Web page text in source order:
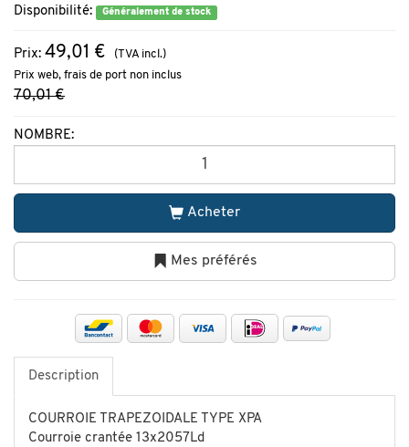
Disponibilité:
Généralement de stock
Prix: 49,01 €
(TVA incl.)
Prix web, frais de port non inclus
70,01 €
NOMBRE:
Acheter
Mes préférés
Description
COURROIE TRAPEZOIDALE TYPE XPA
Courroie crantée 13x2057Ld